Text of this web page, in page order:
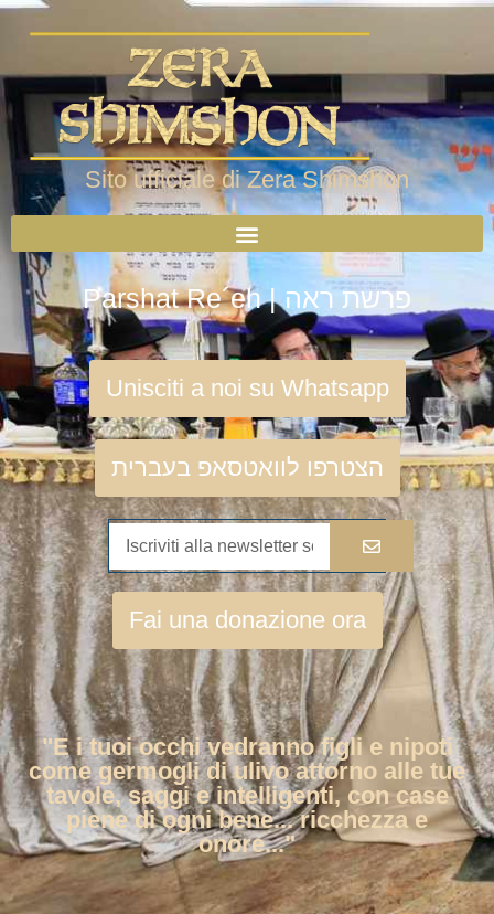
Sito ufficiale di Zera Shimshon
Parshat Re´eh | פרשת ראה
Unisciti a noi su Whatsapp
הצטרפו לוואטסאפ בעברית
Fai una donazione ora
"E i tuoi occhi vedranno figli e nipoti
come germogli di ulivo attorno alle tue
tavole, saggi e intelligenti, con case
piene di ogni bene... ricchezza e
onore..."